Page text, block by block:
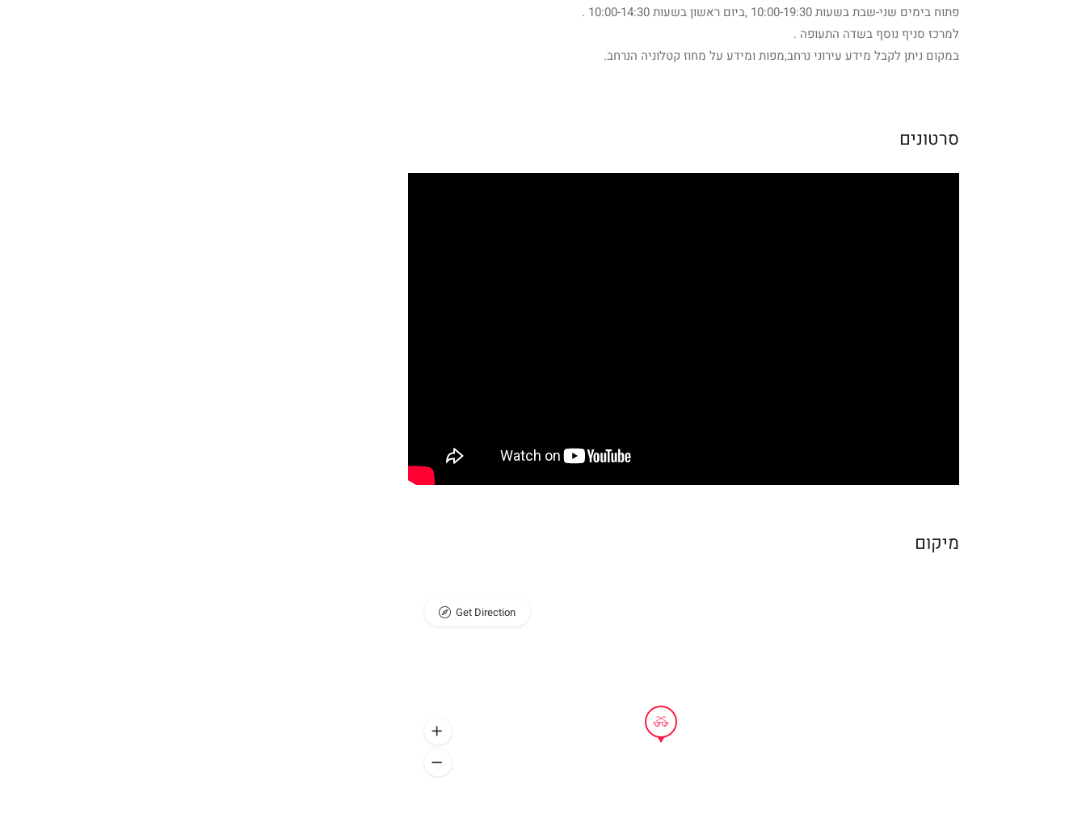
פתוח בימים שני-שבת בשעות 10:00-19:30 ,ביום ראשון בשעות 10:00-14:30 .
למרכז סניף נוסף בשדה התעופה .
במקום ניתן לקבל מידע עירוני נרחב,מפות ומידע על מחוז קטלוניה הנרחב.
סרטונים
מיקום
Get Direction